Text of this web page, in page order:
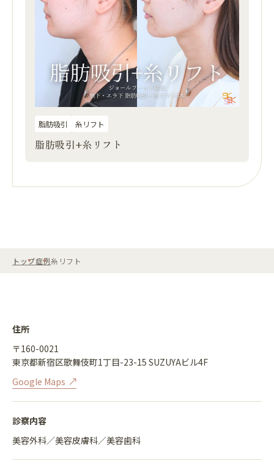
脂肪吸引 糸リフト
脂肪吸引+糸リフト
トップ症例糸リフト
住所
〒160-0021
東京都新宿区歌舞伎町1丁目-23-15 SUZUYAビル4F
Google Maps
診察内容
美容外科／美容皮膚科／美容歯科